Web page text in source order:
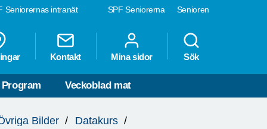
SPF Seniorerna Senioren
Seniorernas intranät
Kontakt Mina sidor Sök
Program Veckoblad mat
Bilder Datakurs